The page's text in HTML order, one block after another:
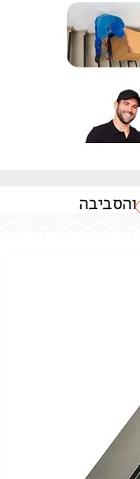
והסביבה